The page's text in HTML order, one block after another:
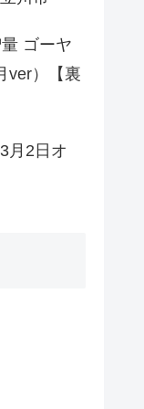
ゴーヤ
ver）【裏
月2日オ